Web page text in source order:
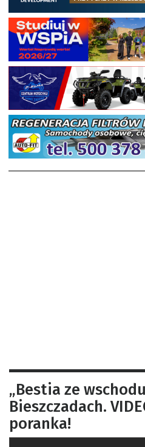
„Bestia ze
Bieszczadach.
poranka!